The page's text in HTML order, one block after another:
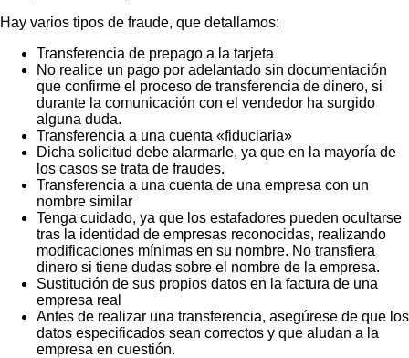
Hay varios tipos de fraude, que detallamos:
Transferencia de prepago a la tarjeta
No realice un pago por adelantado sin documentación
que confirme el proceso de transferencia de dinero, si
durante la comunicación con el vendedor ha surgido
alguna duda.
Transferencia a una cuenta «fiduciaria»
Dicha solicitud debe alarmarle, ya que en la mayoría de
los casos se trata de fraudes.
Transferencia a una cuenta de una empresa con un
nombre similar
Tenga cuidado, ya que los estafadores pueden ocultarse
tras la identidad de empresas reconocidas, realizando
modificaciones mínimas en su nombre. No transfiera
dinero si tiene dudas sobre el nombre de la empresa.
Sustitución de sus propios datos en la factura de una
empresa real
Antes de realizar una transferencia, asegúrese de que los
datos especificados sean correctos y que aludan a la
empresa en cuestión.